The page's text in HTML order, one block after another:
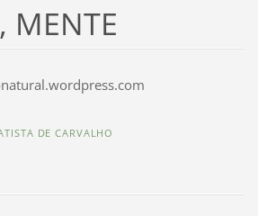
MENTE
DE CARVALHO